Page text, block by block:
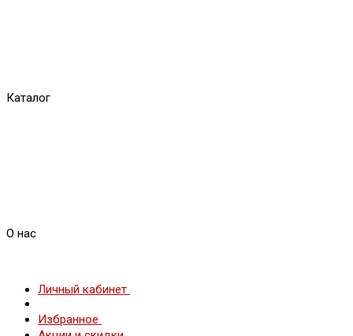
Каталог
О нас
Личный кабинет
Избранное